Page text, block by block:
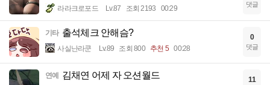
라라크로포드 Lv.87 조회 2193 00:29 댓글
기타 출석체크 안해슴?
사실난라쿤 Lv.89 조회 800 추천 5 00:28
0
댓글
연예 김채연 어제 자 오션월드 11